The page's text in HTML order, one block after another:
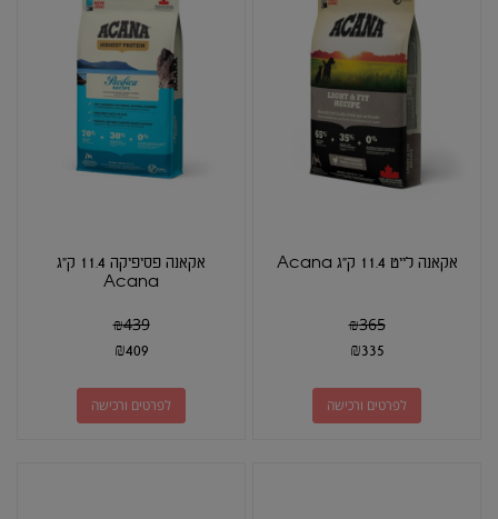
אקאנה לייט 11.4 ק"ג Acana
₪365
₪335
לפרטים ורכישה
אקאנה פסיפיקה 11.4 ק"ג
Acana
₪439
₪409
לפרטים ורכישה